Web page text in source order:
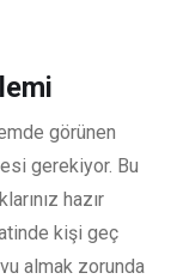
görünen
gerekiyor. Bu
hazır
kişi geç
almak zorunda